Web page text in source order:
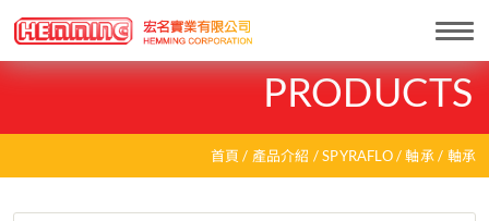
PRODUCTS
首頁 產品介紹 SPYRAFLO 軸承 軸承